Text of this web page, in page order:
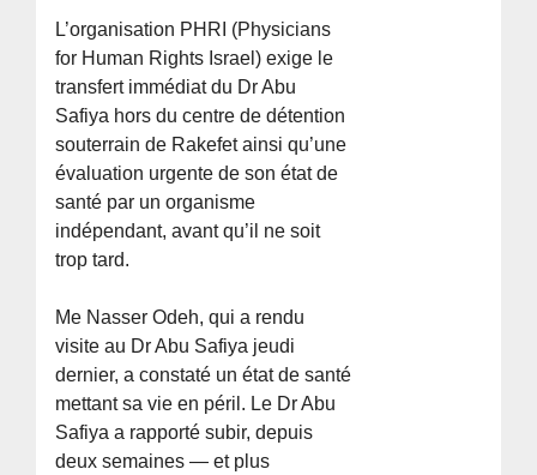
L’organisation PHRI (Physicians
for Human Rights Israel) exige le
transfert immédiat du Dr Abu
Safiya hors du centre de détention
souterrain de Rakefet ainsi qu’une
évaluation urgente de son état de
santé par un organisme
indépendant, avant qu’il ne soit
trop tard.
Me Nasser Odeh, qui a rendu
visite au Dr Abu Safiya jeudi
dernier, a constaté un état de santé
mettant sa vie en péril. Le Dr Abu
Safiya a rapporté subir, depuis
deux semaines — et plus